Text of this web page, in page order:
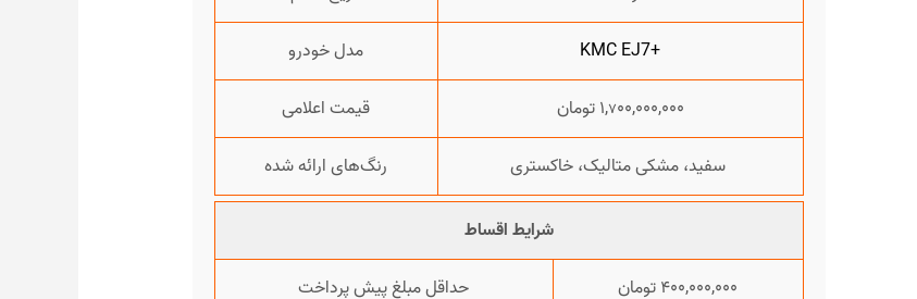
+KMC EJ7 مدل خودرو
۱,۷۰۰,۰۰۰,۰۰۰ تومان قیمت اعلامی
سفید، مشکی متالیک، خاکستری رنگ‌های ارائه شده
شرایط اقساط
۴۰۰,۰۰۰,۰۰۰ تومان حداقل مبلغ پیش پرداخت